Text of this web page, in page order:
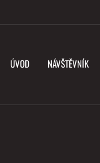
ÚVOD NÁVŠTĚVNÍK